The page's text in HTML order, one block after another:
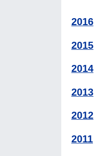
2016
2015
2014
2013
2012
2011